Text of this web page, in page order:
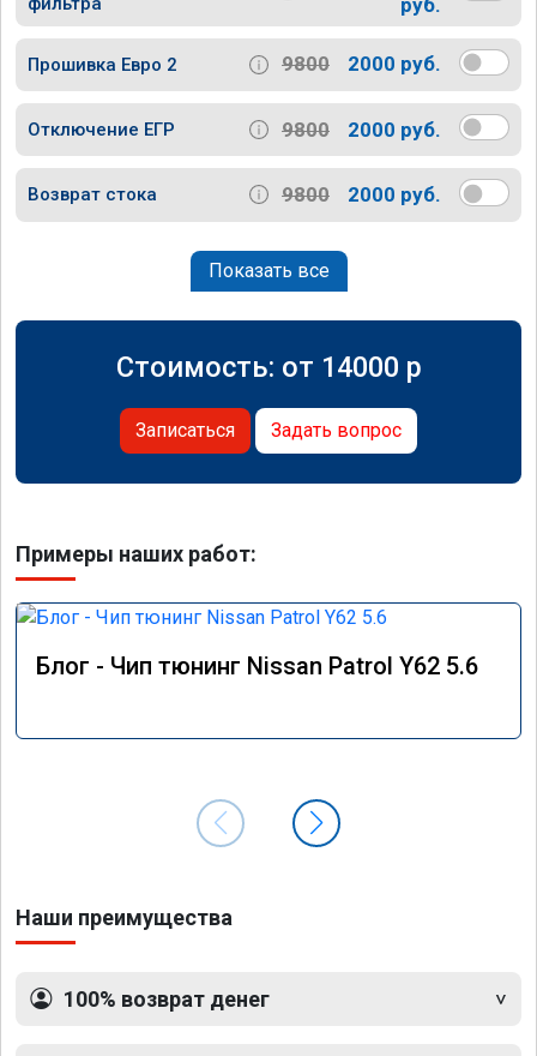
Прошивка Евро 2 9800 2000 руб.
Отключение ЕГР 9800 2000 руб.
Возврат стока 9800 2000 руб.
Показать все
Стоимость: от 14000 p
Записаться Задать вопрос
Примеры наших работ:
Блог - Чип тюнинг Nissan Patrol Y62 5.6
Наши преимущества
100% возврат денег